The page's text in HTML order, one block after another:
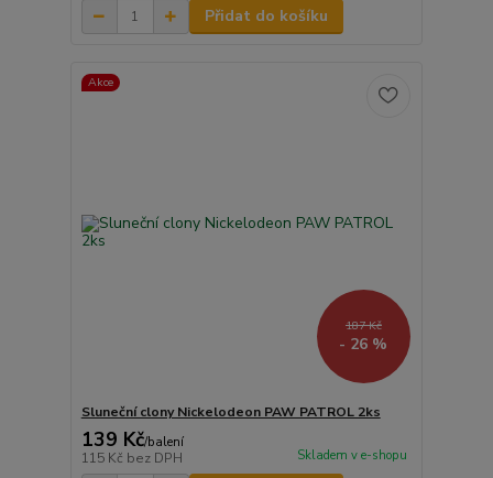
Přidat do košíku
Akce
187 Kč
- 26 %
Sluneční clony Nickelodeon PAW PATROL 2ks
139 Kč/balení
115 Kč bez DPH Skladem v e-shopu